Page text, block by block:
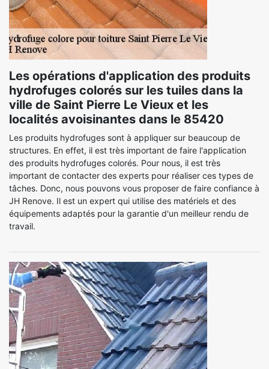
Les opérations d'application des produits
hydrofuges colorés sur les tuiles dans la
ville de Saint Pierre Le Vieux et les
localités avoisinantes dans le 85420
Les produits hydrofuges sont à appliquer sur beaucoup de
structures. En effet, il est très important de faire l'application
des produits hydrofuges colorés. Pour nous, il est très
important de contacter des experts pour réaliser ces types de
tâches. Donc, nous pouvons vous proposer de faire confiance à
JH Renove. Il est un expert qui utilise des matériels et des
équipements adaptés pour la garantie d'un meilleur rendu de
travail.